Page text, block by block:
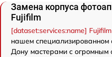
Замена корпуса
Fujifilm
[dataset:services:name]
нашем специализированном
Дону мастерами с огромным